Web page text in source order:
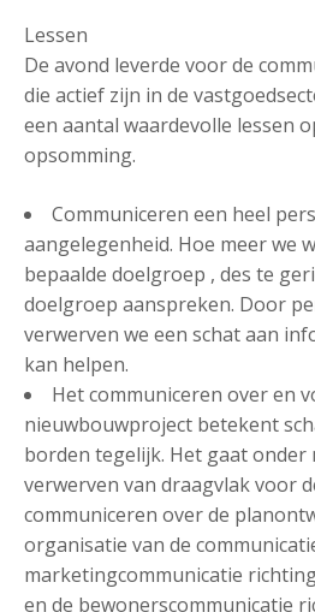
Lessen
De avond leverde voor de
die actief zijn in de
een aantal waardevolle lessen
opsomming.
Communiceren een heel
aangelegenheid. Hoe meer we
bepaalde doelgroep , des te
doelgroep aanspreken. Door
verwerven we een schat aan
kan helpen.
Het communiceren over en
nieuwbouwproject betekent
borden tegelijk. Het gaat onder
verwerven van draagvlak voor
communiceren over de
organisatie van de
marketingcommunicatie
en de bewonerscommunicatie